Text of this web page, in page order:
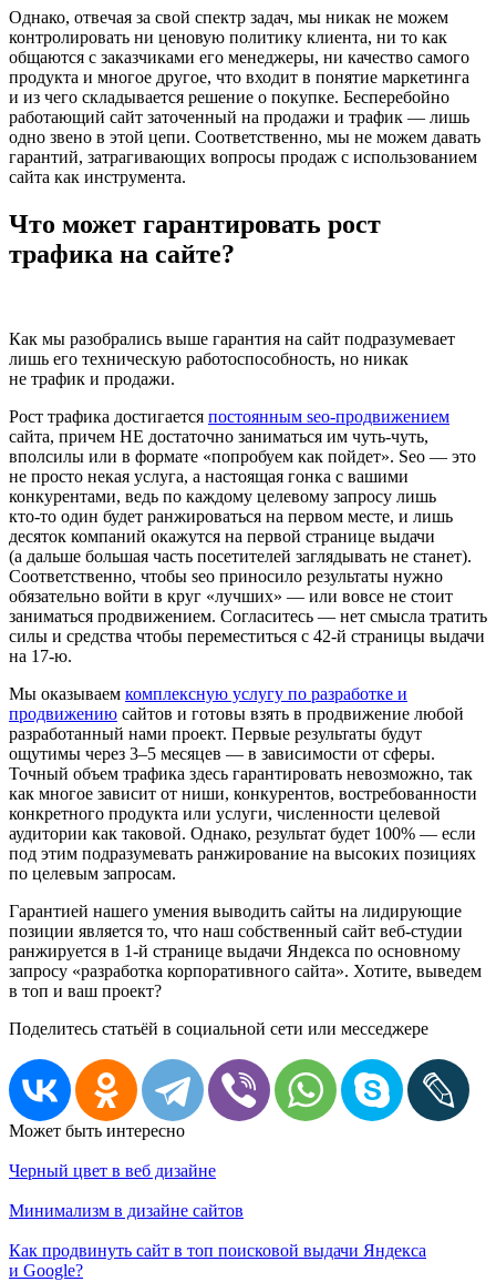
Однако, отвечая за свой спектр задач, мы никак не можем
контролировать ни ценовую политику клиента, ни то как
общаются с заказчиками его менеджеры, ни качество самого
продукта и многое другое, что входит в понятие маркетинга
и из чего складывается решение о покупке. Бесперебойно
работающий сайт заточенный на продажи и трафик — лишь
одно звено в этой цепи. Соответственно, мы не можем давать
гарантий, затрагивающих вопросы продаж с использованием
сайта как инструмента.
Что может гарантировать рост
трафика на сайте?
Как мы разобрались выше гарантия на сайт подразумевает
лишь его техническую работоспособность, но никак
не трафик и продажи.
Рост трафика достигается постоянным seo-продвижением
сайта, причем НЕ достаточно заниматься им чуть-чуть,
вполсилы или в формате «попробуем как пойдет». Seo — это
не просто некая услуга, а настоящая гонка с вашими
конкурентами, ведь по каждому целевому запросу лишь
кто-то один будет ранжироваться на первом месте, и лишь
десяток компаний окажутся на первой странице выдачи
(а дальше большая часть посетителей заглядывать не станет).
Соответственно, чтобы seo приносило результаты нужно
обязательно войти в круг «лучших» — или вовсе не стоит
заниматься продвижением. Согласитесь — нет смысла тратить
силы и средства чтобы переместиться с 42-й страницы выдачи
на 17-ю.
Мы оказываем комплексную услугу по разработке и
продвижению сайтов и готовы взять в продвижение любой
разработанный нами проект. Первые результаты будут
ощутимы через 3–5 месяцев — в зависимости от сферы.
Точный объем трафика здесь гарантировать невозможно, так
как многое зависит от ниши, конкурентов, востребованности
конкретного продукта или услуги, численности целевой
аудитории как таковой. Однако, результат будет 100% — если
под этим подразумевать ранжирование на высоких позициях
по целевым запросам.
Гарантией нашего умения выводить сайты на лидирующие
позиции является то, что наш собственный сайт веб-студии
ранжируется в 1-й странице выдачи Яндекса по основному
запросу «разработка корпоративного сайта». Хотите, выведем
в топ и ваш проект?
Поделитесь статьёй в социальной сети или месседжере
Может быть интересно
Черный цвет в веб дизайне
Минимализм в дизайне сайтов
Как продвинуть сайт в топ поисковой выдачи Яндекса
и Google?